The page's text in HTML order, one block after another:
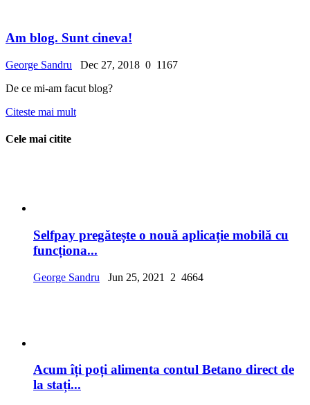
Am blog. Sunt cineva!
George Sandru Dec 27, 2018 0 1167
De ce mi-am facut blog?
Citeste mai mult
Cele mai citite
Selfpay pregătește o nouă aplicație mobilă cu
funcționa...
George Sandru Jun 25, 2021 2 4664
Acum îți poți alimenta contul Betano direct de
la stați...